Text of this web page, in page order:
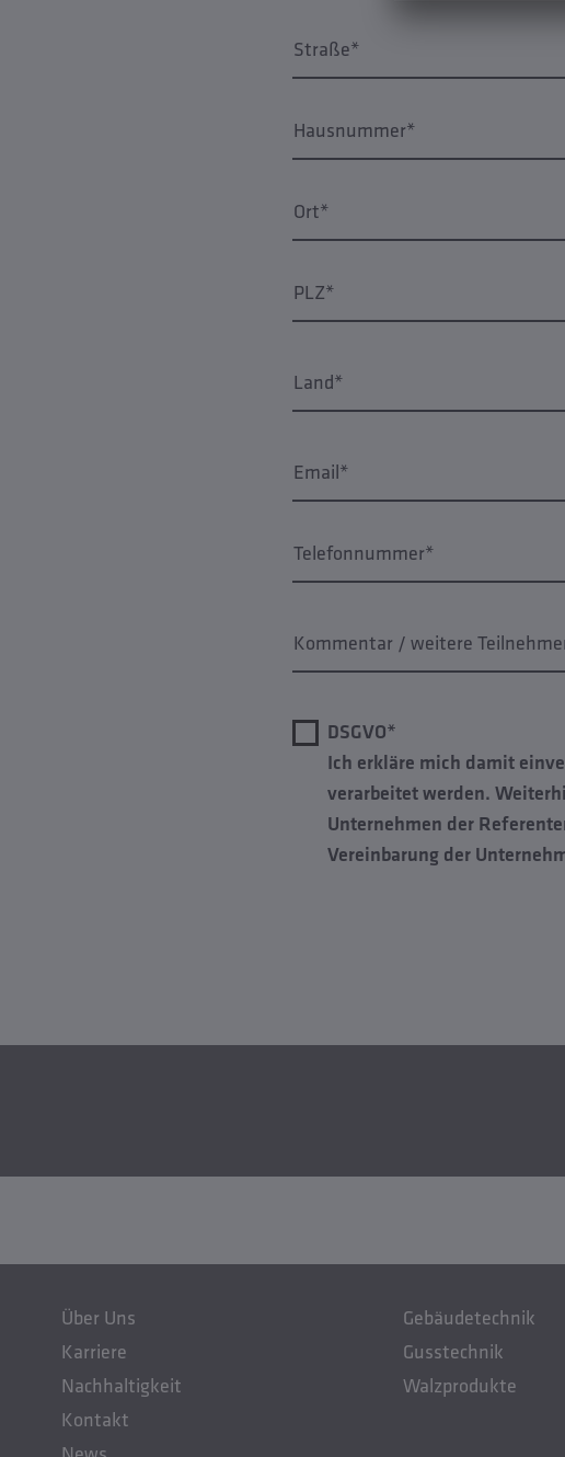
Straße*
Hausnummer*
Ort*
PLZ*
Land*
Email*
Telefonnummer*
Kommentar / weitere
DSGVO*
Ich erkläre mich damit
verarbeitet werden.
Unternehmen der
Vereinbarung der
Über Uns
Karriere
Nachhaltigkeit
Kontakt
Gebäudetechnik
Gusstechnik
Walzprodukte